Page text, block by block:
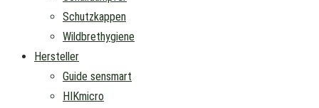
Schutzkappen
Wildbrethygiene
Hersteller
Guide sensmart
HIKmicro